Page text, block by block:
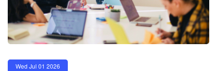
Wed Jul 01 2026